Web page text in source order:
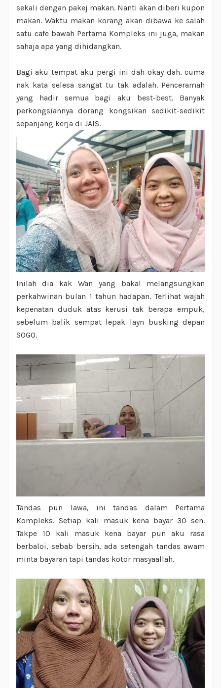
sekali dengan pakej makan. Nanti akan diberi kupon
makan. Waktu makan korang akan dibawa ke salah
satu cafe bawah Pertama Kompleks ini juga, makan
sahaja apa yang dihidangkan.
Bagi aku tempat aku pergi ini dah okay dah, cuma
nak kata selesa sangat tu tak adalah. Penceramah
yang hadir semua bagi aku best-best. Banyak
perkongsiannya dorang kongsikan sedikit-sedikit
sepanjang kerja di JAIS.
Inilah dia kak Wan yang bakal melangsungkan
perkahwinan bulan 1 tahun hadapan. Terlihat wajah
kepenatan duduk atas kerusi tak berapa empuk,
sebelum balik sempat lepak layn busking depan
SOGO.
Tandas pun lawa, ini tandas dalam Pertama
Kompleks. Setiap kali masuk kena bayar 30 sen.
Takpe 10 kali masuk kena bayar pun aku rasa
berbaloi, sebab bersih, ada setengah tandas awam
minta bayaran tapi tandas kotor masyaallah.